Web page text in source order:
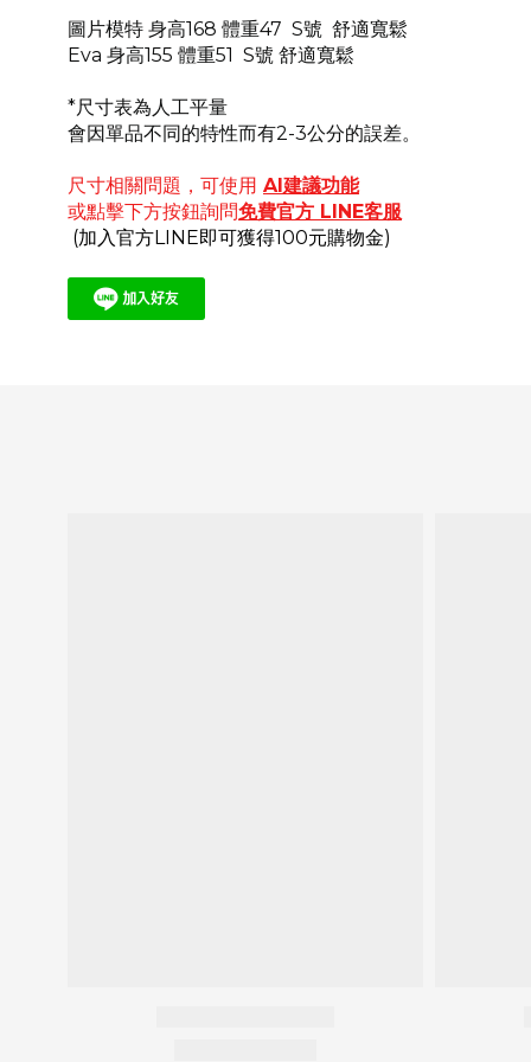
圖片模特 身高168 體重47 S號 舒適寬鬆
Eva 身高155 體重51 S號 舒適寬鬆
*尺寸表為人工平量
會因單品不同的特性而有2-3公分的誤差。
尺寸相關問題，可使用 AI建議功能
或點擊下方按鈕詢問免費官方 LINE客服
(加入官方LINE即可獲得100元購物金)